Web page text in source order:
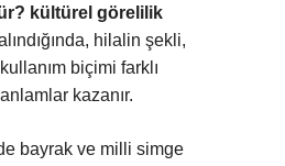
kültürel görelilik
hilalin şekli,
biçimi farklı
kazanır.
bayrak ve milli simge